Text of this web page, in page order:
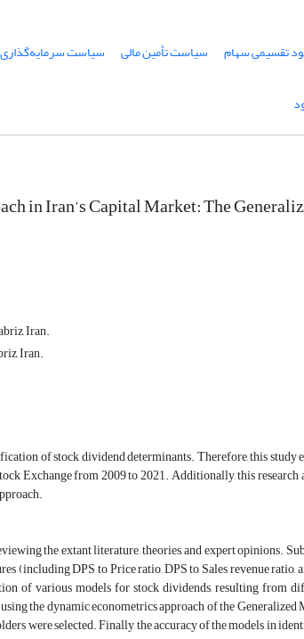
تقسیمی سهام سیاست‌ تأمین مالی سیاست‌ سرمایه‌گذاری
in Iran’s Capital Market: The
Iran.
Iran.
of stock dividend determinants. Therefore, this study
Exchange from 2009 to 2021. Additionally, this research
the extant literature, theories, and expert opinions.
(including DPS to Price ratio, DPS to Sales revenue ratio,
of various models for stock dividends, resulting from
the dynamic econometrics approach of the
were selected. Finally, the accuracy of the models in